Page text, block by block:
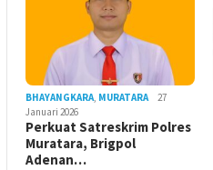
BHAYANGKARA, MURATARA
27
Januari 2026
Perkuat Satreskrim Polres
Muratara, Brigpol
Adenan…